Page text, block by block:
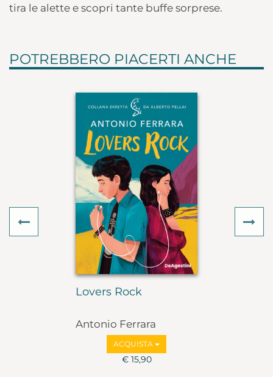
tira le alette e scopri tante buffe sorprese.
POTREBBERO PIACERTI ANCHE
Lovers Rock
Antonio Ferrara
ACQUISTA
€ 15,90
Previous